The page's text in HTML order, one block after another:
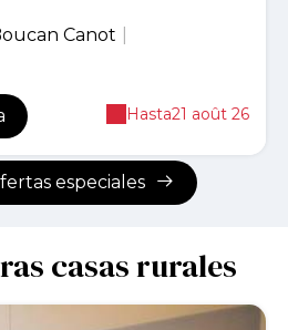
Canot
Hasta21 août 26
especiales
casas rurales